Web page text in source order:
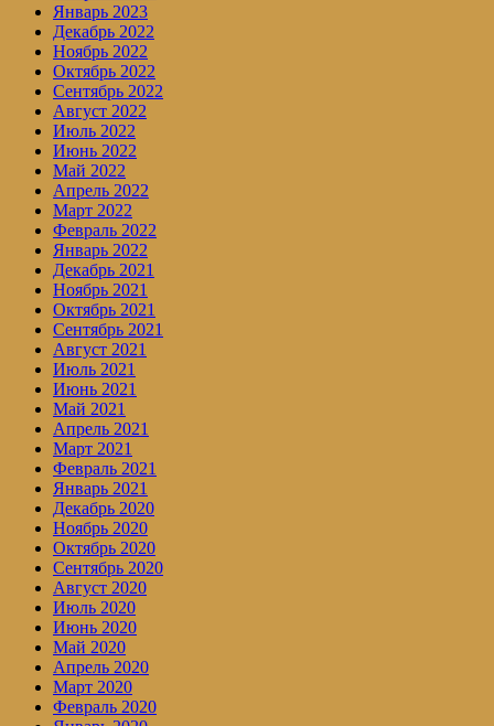
Январь 2023
Декабрь 2022
Ноябрь 2022
Октябрь 2022
Сентябрь 2022
Август 2022
Июль 2022
Июнь 2022
Май 2022
Апрель 2022
Март 2022
Февраль 2022
Январь 2022
Декабрь 2021
Ноябрь 2021
Октябрь 2021
Сентябрь 2021
Август 2021
Июль 2021
Июнь 2021
Май 2021
Апрель 2021
Март 2021
Февраль 2021
Январь 2021
Декабрь 2020
Ноябрь 2020
Октябрь 2020
Сентябрь 2020
Август 2020
Июль 2020
Июнь 2020
Май 2020
Апрель 2020
Март 2020
Февраль 2020